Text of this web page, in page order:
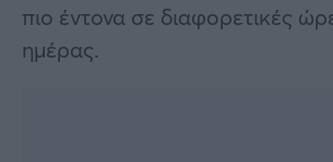
πιο έντονα σε διαφορετικές
ημέρας.